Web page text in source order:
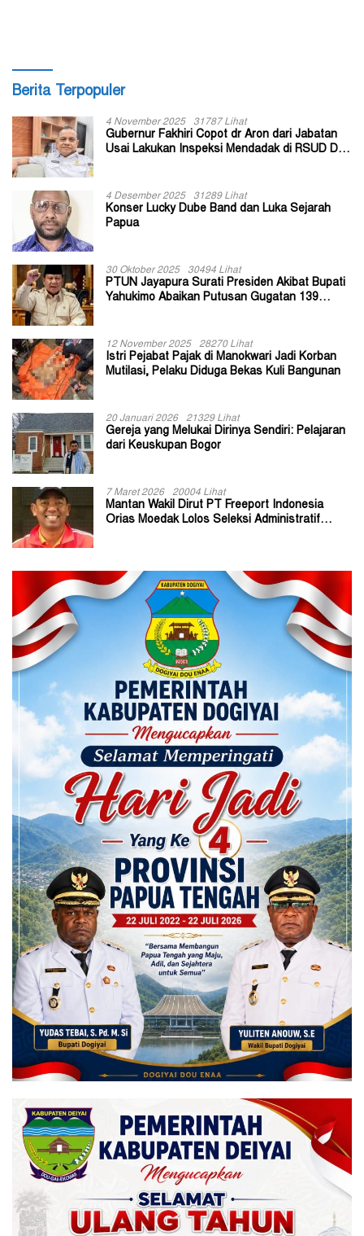
Berita Terpopuler
4 November 2025 31787 Lihat
Gubernur Fakhiri Copot dr Aron dari Jabatan
Usai Lakukan Inspeksi Mendadak di RSUD Dok
4 Desember 2025 31289 Lihat
Konser Lucky Dube Band dan Luka Sejarah
Papua
30 Oktober 2025 30494 Lihat
PTUN Jayapura Surati Presiden Akibat Bupati
Yahukimo Abaikan Putusan Gugatan 139
12 November 2025 28270 Lihat
Istri Pejabat Pajak di Manokwari Jadi Korban
Mutilasi, Pelaku Diduga Bekas Kuli Bangunan
20 Januari 2026 21329 Lihat
Gereja yang Melukai Dirinya Sendiri: Pelajaran
dari Keuskupan Bogor
7 Maret 2026 20004 Lihat
Mantan Wakil Dirut PT Freeport Indonesia
Orias Moedak Lolos Seleksi Administratif